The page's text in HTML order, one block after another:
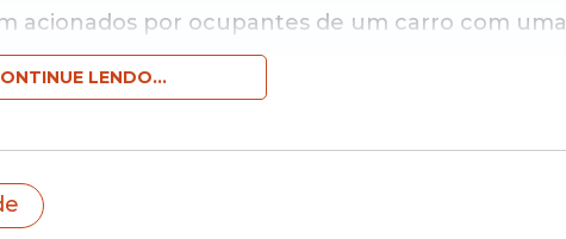
acionados por ocupantes de um carro com uma
LENDO...